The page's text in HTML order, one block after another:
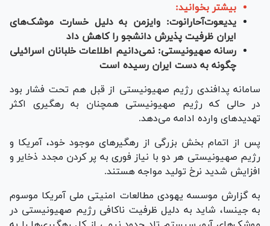
بیشتر بخوانید:
یدیعوت‌آحارانوت: وایزمن به دلیل خسارت موشک‌های
ایران ظرفیت پذیرش دانشجو را کاهش داد
رسانه صهیونیستی: نمی‌دانیم اطلاعات خلبانان اسرائیلی
چگونه به دست ایران رسیده است
سامانه پدافندی رژیم صهیونیستی از قبل هم تحت فشار بود
در حالی که رژیم صهیونیستی همچنان به رهگیری اکثر
تهدید‌های وارده ادامه می‌دهد.
پس از اتمام بخش بزرگی از رهگیر‌های موجود خود، آمریکا و
رژیم صهیونیستی هر دو با نیاز فوری به پر کردن مجدد ذخایر و
افزایش شدید نرخ تولید مواجه هستند.
به گزارش موسسه یهودی مطالعات امنیتی ملی آمریکا موسوم
به جینسا، شاید به دلیل ظرفیت ناکافی رژیم صهیونیستی در